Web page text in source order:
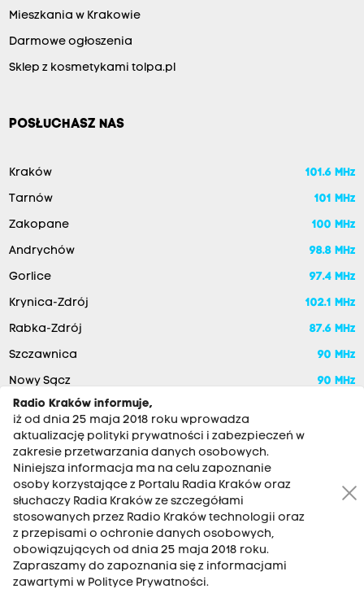
Mieszkania w Krakowie
Darmowe ogłoszenia
Sklep z kosmetykami tolpa.pl
POSŁUCHASZ NAS
Kraków 101.6 MHz
Tarnów 101 MHz
Zakopane 100 MHz
Andrychów 98.8 MHz
Gorlice 97.4 MHz
Krynica-Zdrój 102.1 MHz
Rabka-Zdrój 87.6 MHz
Szczawnica 90 MHz
Nowy Sącz 90 MHz
RADIO KRAKÓW SA. Aleja Juliusza Słowackiego 22, 30-007
Kraków
Antena: 12 200 33 33
Radio Kraków informuje,
iż od dnia 25 maja 2018 roku wprowadza
aktualizację polityki prywatności i zabezpieczeń w
zakresie przetwarzania danych osobowych.
Niniejsza informacja ma na celu zapoznanie
osoby korzystające z Portalu Radia Kraków oraz
słuchaczy Radia Kraków ze szczegółami
stosowanych przez Radio Kraków technologii oraz
z przepisami o ochronie danych osobowych,
obowiązujących od dnia 25 maja 2018 roku.
Zapraszamy do zapoznania się z informacjami
zawartymi w Polityce Prywatności.